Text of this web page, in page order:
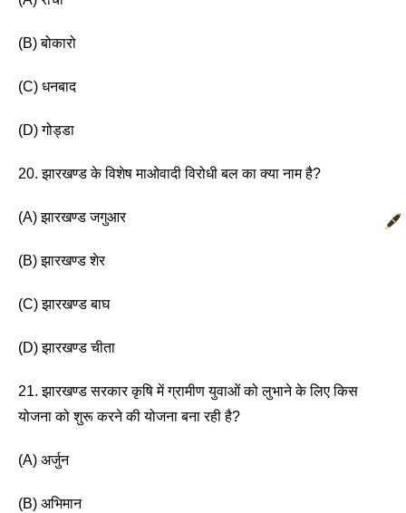
(B) बोकारो
(C) धनबाद
(D) गोड्डा
20. झारखण्ड के विशेष माओवादी विरोधी बल का क्या नाम है?
(A) झारखण्ड जगुआर
(B) झारखण्ड शेर
(C) झारखण्ड बाघ
(D) झारखण्ड चीता
21. झारखण्ड सरकार कृषि में ग्रामीण युवाओं को लुभाने के लिए किस
योजना को शुरू करने की योजना बना रही है?
(A) अर्जुन
(B) अभिमान